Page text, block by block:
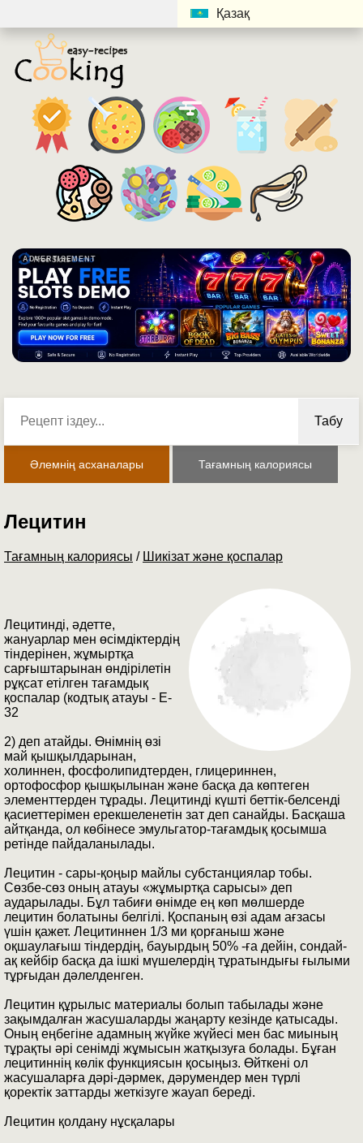
Қазақ
ADVERTISEMENT
Табу
Әлемнің асханалары Тағамның калориясы
Лецитин
Тағамның калориясы / Шикізат және қоспалар
Лецитинді, әдетте,
жануарлар мен өсімдіктердің
тіндерінен, жұмыртқа
сарғыштарынан өндірілетін
рұқсат етілген тағамдық
қоспалар (кодтық атауы - E-
32
2) деп атайды. Өнімнің өзі
май қышқылдарынан,
холиннен, фосфолипидтерден, глицериннен,
ортофосфор қышқылынан және басқа да көптеген
элементтерден тұрады. Лецитинді күшті беттік-белсенді
қасиеттерімен ерекшеленетін зат деп санайды. Басқаша
айтқанда, ол көбінесе эмульгатор-тағамдық қосымша
ретінде пайдаланылады.
Лецитин - сары-қоңыр майлы субстанциялар тобы.
Сөзбе-сөз оның атауы «жұмыртқа сарысы» деп
аударылады. Бұл табиғи өнімде ең көп мөлшерде
лецитин болатыны белгілі. Қоспаның өзі адам ағзасы
үшін қажет. Лецитиннен 1/3 ми қорғаныш және
оқшаулағыш тіндердің, бауырдың 50% -ға дейін, сондай-
ақ кейбір басқа да ішкі мүшелердің тұратындығы ғылыми
тұрғыдан дәлелденген.
Лецитин құрылыс материалы болып табылады және
зақымдалған жасушаларды жаңарту кезінде қатысады.
Оның еңбегіне адамның жүйке жүйесі мен бас миының
тұрақты әрі сенімді жұмысын жатқызуға болады. Бұған
лецитиннің көлік функциясын қосыңыз. Өйткені ол
жасушаларға дәрі-дәрмек, дәрумендер мен түрлі
қоректік заттарды жеткізуге жауап береді.
Лецитин қолдану нұсқалары